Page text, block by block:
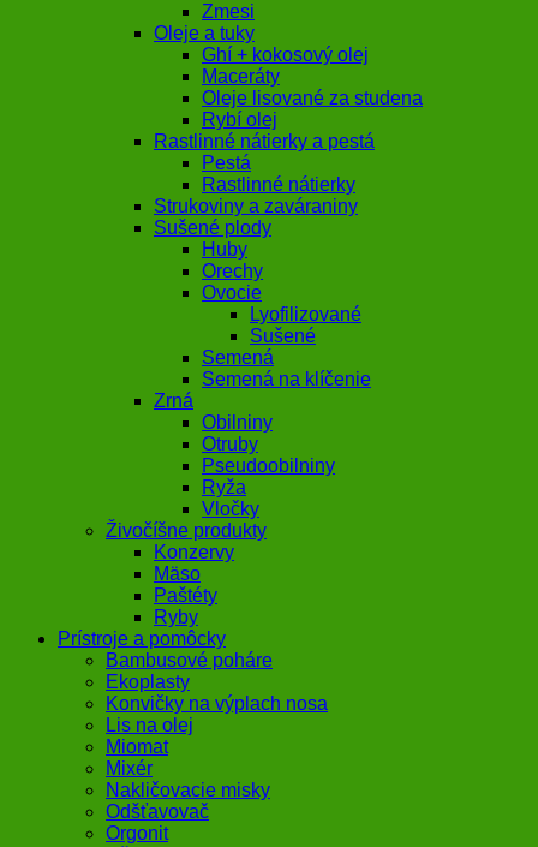
Zmesi
Oleje a tuky
Ghí + kokosový olej
Maceráty
Oleje lisované za studena
Rybí olej
Rastlinné nátierky a pestá
Pestá
Rastlinné nátierky
Strukoviny a zaváraniny
Sušené plody
Huby
Orechy
Ovocie
Lyofilizované
Sušené
Semená
Semená na klíčenie
Zrná
Obilniny
Otruby
Pseudoobilniny
Ryža
Vločky
Živočíšne produkty
Konzervy
Mäso
Paštéty
Ryby
Prístroje a pomôcky
Bambusové poháre
Ekoplasty
Konvičky na výplach nosa
Lis na olej
Miomat
Mixér
Nakličovacie misky
Odšťavovač
Orgonit